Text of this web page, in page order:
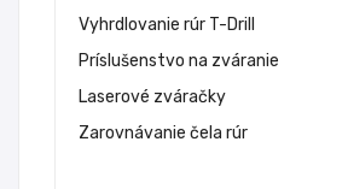
Vyhrdlovanie rúr T-Drill
Príslušenstvo na zváranie
Laserové zváračky
Zarovnávanie čela rúr